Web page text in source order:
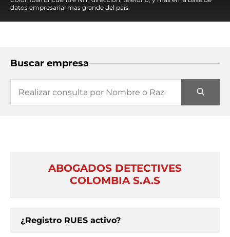
datos empresarial mas grande del país.
Buscar empresa
ABOGADOS DETECTIVES
COLOMBIA S.A.S
¿Registro RUES activo?